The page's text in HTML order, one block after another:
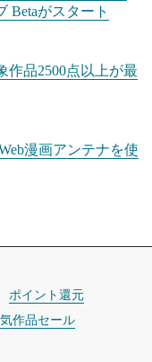
Betaがスタート
作品2500点以上が最
漫画アンテナを使
ポイント還元
気作品セール